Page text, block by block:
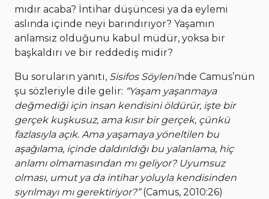
mıdır acaba? İntihar düşüncesi ya da eylemi
aslında içinde neyi barındırıyor? Yaşamın
anlamsız olduğunu kabul müdür, yoksa bir
başkaldırı ve bir reddediş midir?
Bu soruların yanıtı, Sisifos Söyleni’nde Camus’nün
şu sözleriyle dile gelir: “Yaşam yaşanmaya
değmediği için insan kendisini öldürür, işte bir
gerçek kuşkusuz, ama kısır bir gerçek, çünkü
fazlasıyla açık. Ama yaşamaya yöneltilen bu
aşağılama, içinde daldırıldığı bu yalanlama, hiç
anlamı olmamasından mı geliyor? Uyumsuz
olması, umut ya da intihar yoluyla kendisinden
sıyrılmayı mı gerektiriyor?”(Camus, 2010:26)